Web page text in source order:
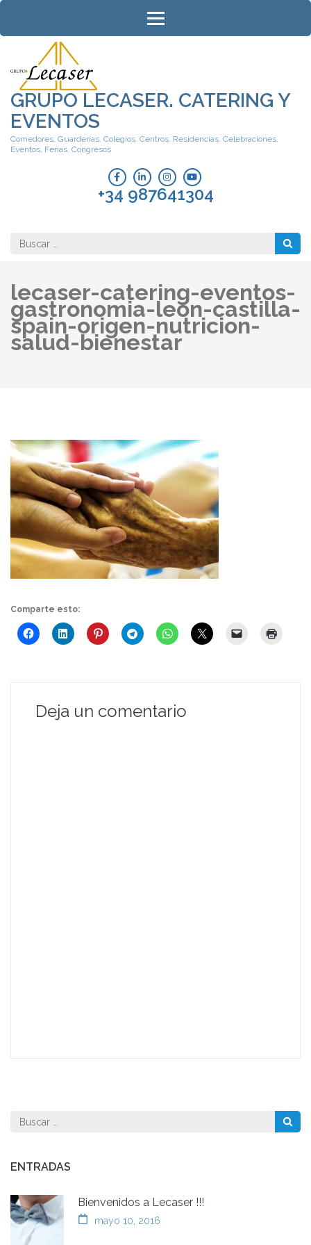
Saltar
contenido
(presiona
tecla
Intro)
GRUPO LECASER. CATERING Y
EVENTOS
Comedores. Guarderías. Colegios. Centros. Residencias. Celebraciones.
Eventos, Ferias. Congresos
+34 987641304
Buscar:
lecaser-catering-eventos-
gastronomia-leon-castilla-
spain-origen-nutricion-
salud-bienestar
Comparte esto:
Deja un comentario
Buscar:
ENTRADAS
Bienvenidos a Lecaser !!!
mayo 10, 2016